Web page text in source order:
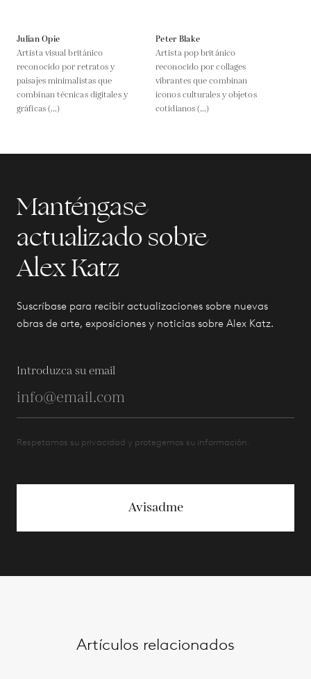
Julian Opie
Artista visual británico
reconocido por retratos y
paisajes minimalistas que
combinan técnicas digitales y
gráficas (...)
Peter Blake
Artista pop británico
reconocido por collages
vibrantes que combinan
iconos culturales y objetos
cotidianos (...)
Manténgase
actualizado sobre
Alex Katz
Suscríbase para recibir actualizaciones sobre nuevas
obras de arte, exposiciones y noticias sobre Alex Katz.
Introduzca su email
Respetamos su privacidad y protegemos su información.
Avisadme
Artículos relacionados